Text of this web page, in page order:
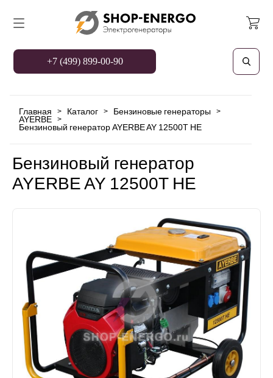
+7 (499) 899-00-90
Главная > Каталог > Бензиновые генераторы >
AYERBE >
Бензиновый генератор AYERBE AY 12500T HE
Бензиновый генератор
AYERBE AY 12500T HE